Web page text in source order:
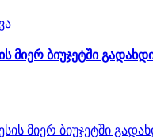
მიერ ბიუჯეტში